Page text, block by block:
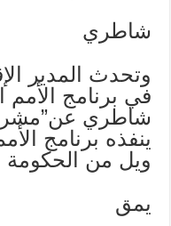
شاطري
وتحدث المدير
في برنامج الأمم
شاطري
ينفذه برنامج
ويل من الحكومة
يمق